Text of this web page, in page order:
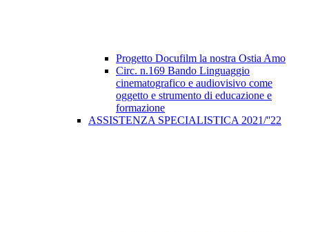
Progetto Docufilm la nostra Ostia Amo
Circ. n.169 Bando Linguaggio
cinematografico e audiovisivo come
oggetto e strumento di educazione e
formazione
ASSISTENZA SPECIALISTICA 2021/''22